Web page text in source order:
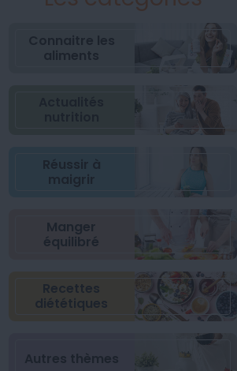
Réussir à
maigrir
Manger
équilibré
Recettes
diététiques